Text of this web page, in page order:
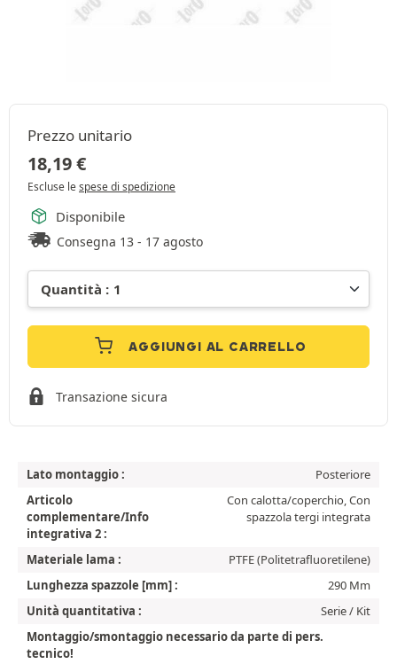
Prezzo unitario
18,19€
Escluse lespese di spedizione
Disponibile
Consegna 13 - 17 agosto
AGGIUNGI AL CARRELLO
Transazione sicura
Lato montaggio :
Posteriore
Articolo
complementare/Info
integrativa 2 :
Con calotta/coperchio, Con
spazzola tergi integrata
Materiale lama :
PTFE (Politetrafluoretilene)
Lunghezza spazzole [mm] :
290 Mm
Unità quantitativa :
Serie / Kit
Montaggio/smontaggio necessario da parte di pers.
tecnico!